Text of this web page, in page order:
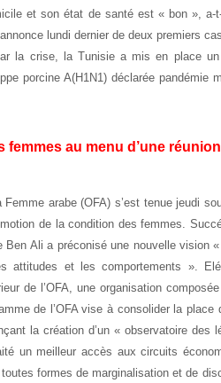
et son état de santé est « bon », a-
lundi dernier de deux premiers
la crise, la Tunisie a mis en place
porcine A(H1N1) déclarée pandémie
au menu d’une
arabe (OFA) s’est tenue jeudi
de la condition des femmes.
Ben Ali a préconisé une nouvelle
attitudes et les comportements ».
de l’OFA, une organisation
de l’OFA vise à consolider la
la création d’un « observatoire des
un meilleur accès aux circuits
formes de marginalisation et de